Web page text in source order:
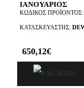
ΙΑΝΟΥΑΡΙΟΣ
ΚΩΔΙΚΌΣ ΠΡΟΪΌΝΤΟΣ:
ΚΑΤΑΣΚΕΥΑΣΤΉΣ:
650,12€